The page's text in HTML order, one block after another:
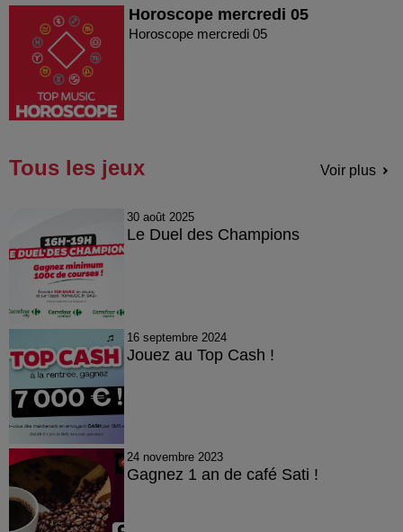
Horoscope mercredi 05
Horoscope mercredi 05
Tous les jeux Voir plus
30 août 2025
Le Duel des Champions
16 septembre 2024
Jouez au Top Cash !
24 novembre 2023
Gagnez 1 an de café Sati !